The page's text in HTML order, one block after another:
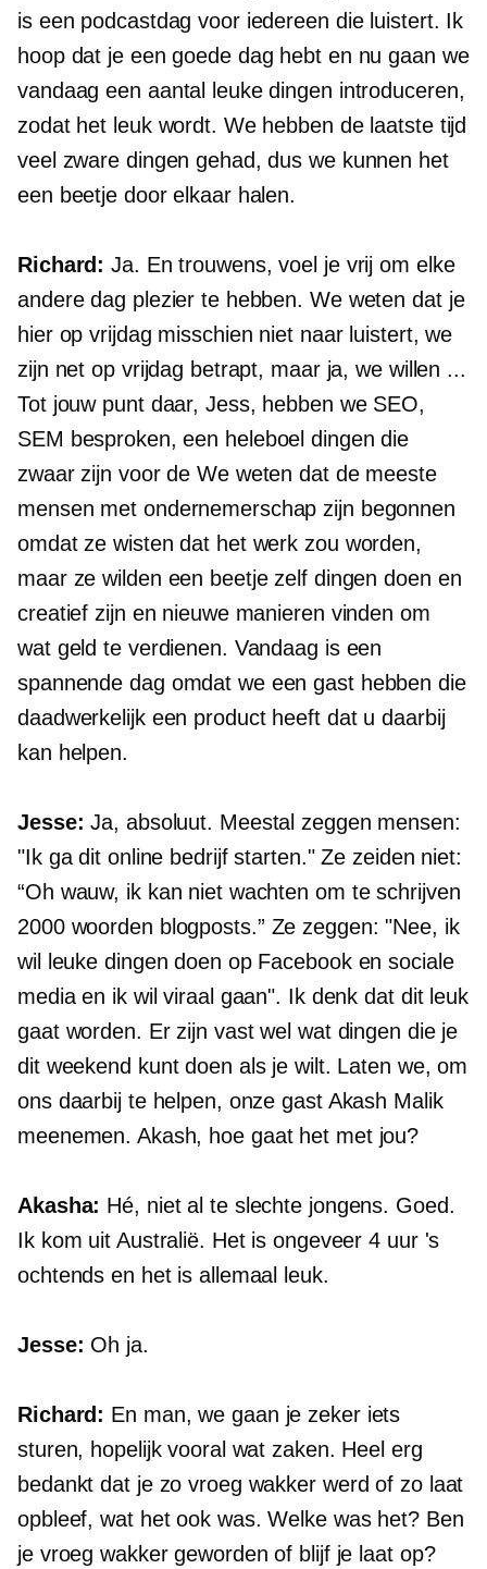
is een podcastdag voor iedereen die luistert. Ik
hoop dat je een goede dag hebt en nu gaan we
vandaag een aantal leuke dingen introduceren,
zodat het leuk wordt. We hebben de laatste tijd
veel zware dingen gehad, dus we kunnen het
een beetje door elkaar halen.
Richard: Ja. En trouwens, voel je vrij om elke
andere dag plezier te hebben. We weten dat je
hier op vrijdag misschien niet naar luistert, we
zijn net op vrijdag betrapt, maar ja, we willen ...
Tot jouw punt daar, Jess, hebben we SEO,
SEM besproken, een heleboel dingen die
zwaar zijn voor de We weten dat de meeste
mensen met ondernemerschap zijn begonnen
omdat ze wisten dat het werk zou worden,
maar ze wilden een beetje zelf dingen doen en
creatief zijn en nieuwe manieren vinden om
wat geld te verdienen. Vandaag is een
spannende dag omdat we een gast hebben die
daadwerkelijk een product heeft dat u daarbij
kan helpen.
Jesse: Ja, absoluut. Meestal zeggen mensen:
"Ik ga dit online bedrijf starten." Ze zeiden niet:
“Oh wauw, ik kan niet wachten om te schrijven
2000 woorden blogposts.” Ze zeggen: "Nee, ik
wil leuke dingen doen op Facebook en sociale
media en ik wil viraal gaan". Ik denk dat dit leuk
gaat worden. Er zijn vast wel wat dingen die je
dit weekend kunt doen als je wilt. Laten we, om
ons daarbij te helpen, onze gast Akash Malik
meenemen. Akash, hoe gaat het met jou?
Akasha: Hé, niet al te slechte jongens. Goed.
Ik kom uit Australië. Het is ongeveer 4 uur 's
ochtends en het is allemaal leuk.
Jesse: Oh ja.
Richard: En man, we gaan je zeker iets
sturen, hopelijk vooral wat zaken. Heel erg
bedankt dat je zo vroeg wakker werd of zo laat
opbleef, wat het ook was. Welke was het? Ben
je vroeg wakker geworden of blijf je laat op?